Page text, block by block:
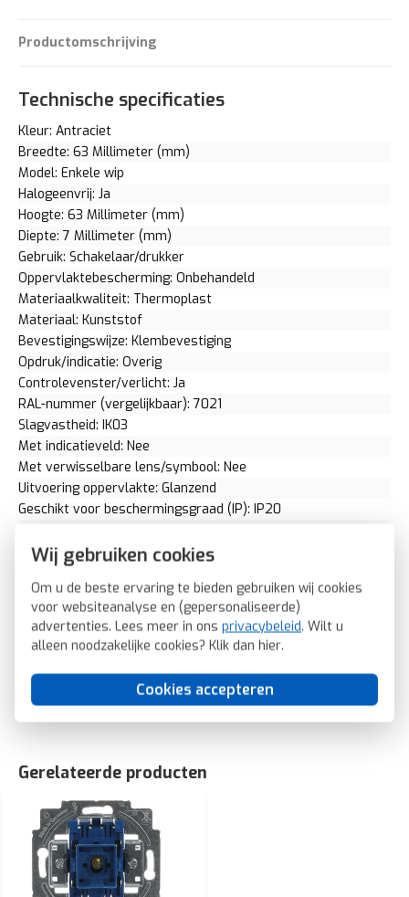
Wij gebruiken cookies
Om u de beste ervaring te bieden gebruiken wij cookies
voor websiteanalyse en (gepersonaliseerde)
advertenties. Lees meer in ons privacybeleid. Wilt u
alleen noodzakelijke cookies? Klik dan hier.
Cookies accepteren
Productomschrijving
Technische specificaties
Kleur: Antraciet
Breedte: 63 Millimeter (mm)
Model: Enkele wip
Halogeenvrij: Ja
Hoogte: 63 Millimeter (mm)
Diepte: 7 Millimeter (mm)
Gebruik: Schakelaar/drukker
Oppervlaktebescherming: Onbehandeld
Materiaalkwaliteit: Thermoplast
Materiaal: Kunststof
Bevestigingswijze: Klembevestiging
Opdruk/indicatie: Overig
Controlevenster/verlicht: Ja
RAL-nummer (vergelijkbaar): 7021
Slagvastheid: IK03
Met indicatieveld: Nee
Met verwisselbare lens/symbool: Nee
Uitvoering oppervlakte: Glanzend
Geschikt voor beschermingsgraad (IP): IP20
Aftastsymbool / barrièrevrij: Nee
Antibacteriële behandeling: Nee
2CKA001751A3157 1789ST-81
Busch-Jaeger schakelwip controlevenster symbool stekker
Future Linear antraciet glans (1789 ST-81)
EAN: 4011395227817
Gerelateerde producten